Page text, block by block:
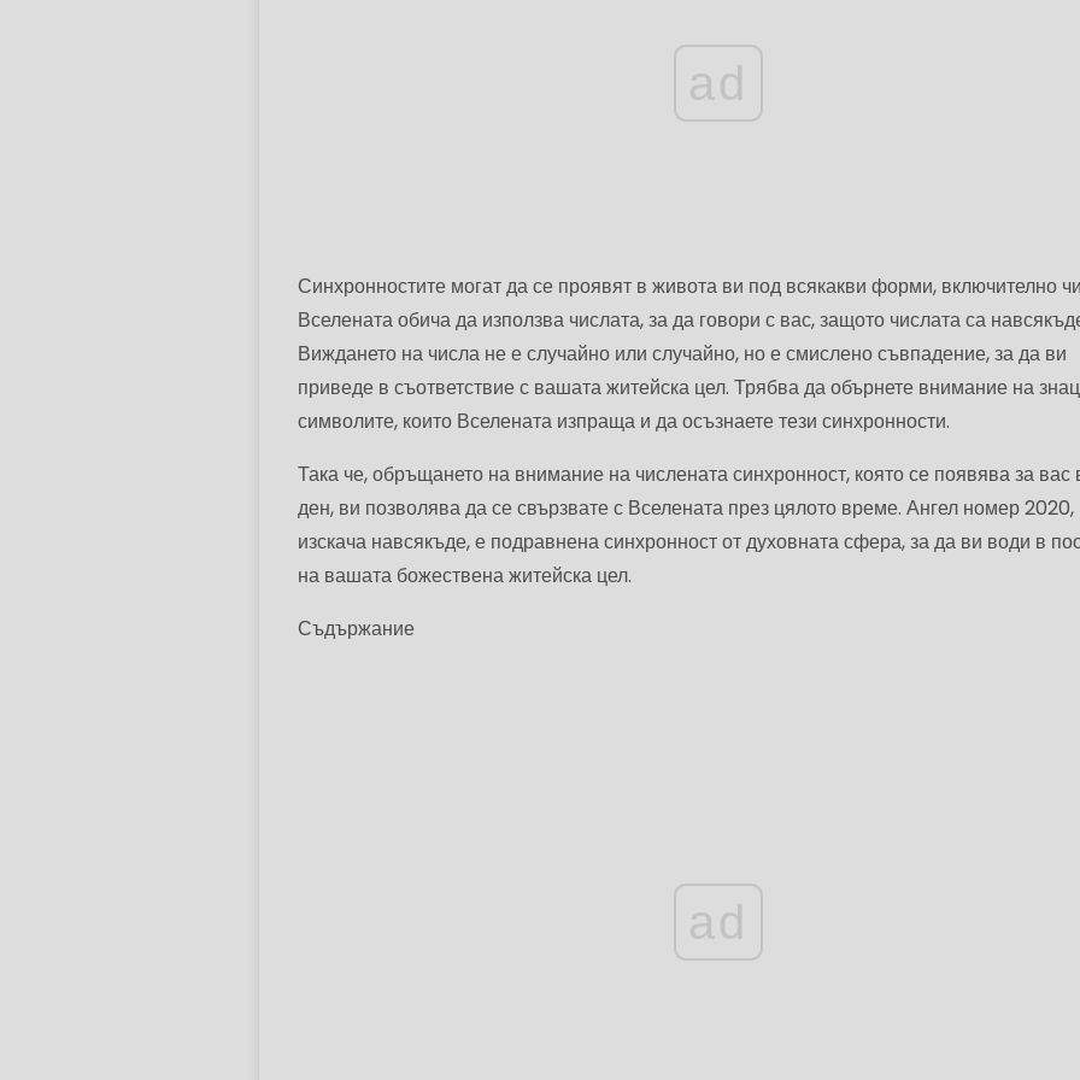
ad
Синхронностите могат да се проявят в живота ви под всякакви форми, включително
Вселената обича да използва числата, за да говори с вас, защото числата са
Виждането на числа не е случайно или случайно, но е смислено съвпадение, за да ви
приведе в съответствие с вашата житейска цел. Трябва да обърнете внимание на
символите, които Вселената изпраща и да осъзнаете тези синхронности.
Така че, обръщането на внимание на числената синхронност, която се появява за вас
ден, ви позволява да се свързвате с Вселената през цялото време. Ангел номер 2020,
изскача навсякъде, е подравнена синхронност от духовната сфера, за да ви води в
на вашата божествена житейска цел.
Съдържание
ad